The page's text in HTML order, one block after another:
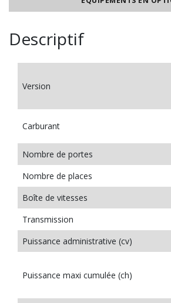
Descriptif
Version
Carburant
Nombre de portes
Nombre de places
Boîte de vitesses
Transmission
Puissance administrative (cv)
Puissance maxi cumulée (ch)